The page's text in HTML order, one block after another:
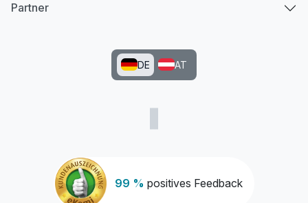
99 % positives Feedback
Partner
DE AT